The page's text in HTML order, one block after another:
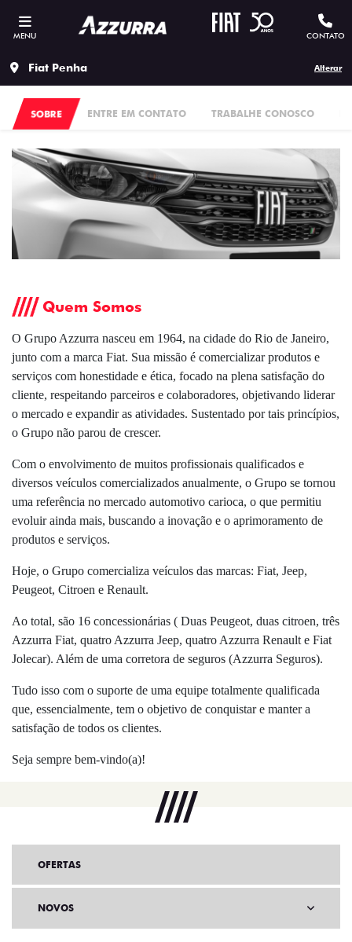
MENU CONTATO
Fiat Penha Alterar
SOBRE ENTRE EM CONTATO TRABALHE CONOSCO
Quem Somos
O Grupo Azzurra nasceu em 1964, na cidade do Rio de Janeiro,
junto com a marca Fiat. Sua missão é comercializar produtos e
serviços com honestidade e ética, focado na plena satisfação do
cliente, respeitando parceiros e colaboradores, objetivando liderar
o mercado e expandir as atividades. Sustentado por tais princípios,
o Grupo não parou de crescer.
Com o envolvimento de muitos profissionais qualificados e
diversos veículos comercializados anualmente, o Grupo se tornou
uma referência no mercado automotivo carioca, o que permitiu
evoluir ainda mais, buscando a inovação e o aprimoramento de
produtos e serviços.
Hoje, o Grupo comercializa veículos das marcas: Fiat, Jeep,
Peugeot, Citroen e Renault.
Ao total, são 16 concessionárias ( Duas Peugeot, duas citroen, três
Azzurra Fiat, quatro Azzurra Jeep, quatro Azzurra Renault e Fiat
Jolecar). Além de uma corretora de seguros (Azzurra Seguros).
Tudo isso com o suporte de uma equipe totalmente qualificada
que, essencialmente, tem o objetivo de conquistar e manter a
satisfação de todos os clientes.
Seja sempre bem-vindo(a)!
OFERTAS
NOVOS